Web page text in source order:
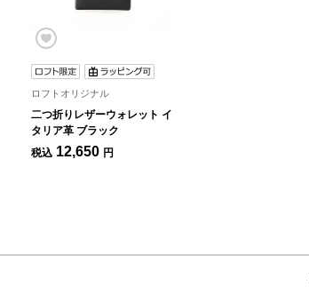
ロフトオリジナル
二つ折りレザーウォレット イ
タリア革 ブラック
税込 12,650 円